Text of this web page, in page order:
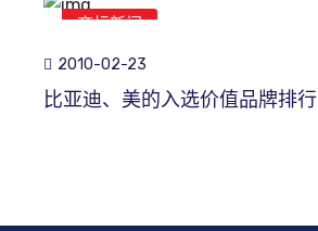
商标新闻
2010-02-23
比亚迪、美的入选价值品牌排行